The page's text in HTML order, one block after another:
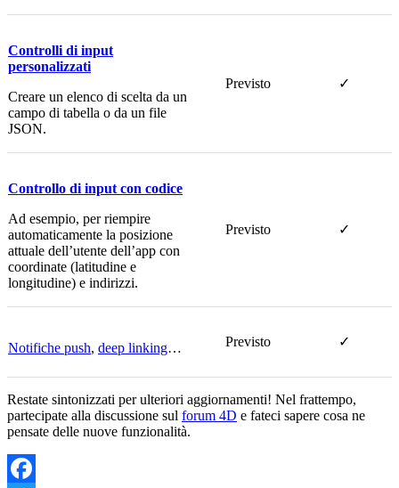
Controlli di input
personalizzati
Creare un elenco di scelta da un
campo di tabella o da un file
JSON.
Previsto ✓
Controllo di input con codice
Ad esempio, per riempire
automaticamente la posizione
attuale dell’utente dell’app con
coordinate (latitudine e
longitudine) e indirizzi.
Previsto ✓
Notifiche push, deep linking… Previsto ✓
Restate sintonizzati per ulteriori aggiornamenti! Nel frattempo,
partecipate alla discussione sul forum 4D e fateci sapere cosa ne
pensate delle nuove funzionalità.